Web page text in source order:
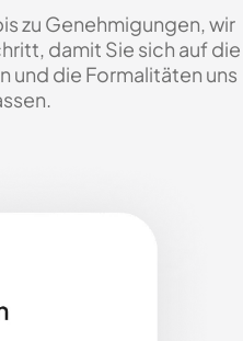
zu Genehmigungen, wir
damit Sie sich auf die
und die Formalitäten uns